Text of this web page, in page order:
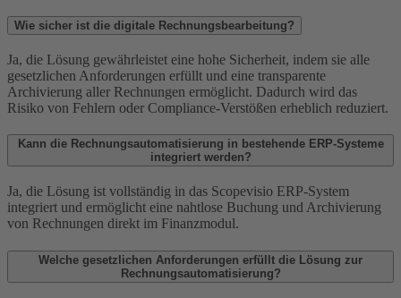
Wie sicher ist die digitale Rechnungsbearbeitung?
Ja, die Lösung gewährleistet eine hohe Sicherheit, indem sie alle
gesetzlichen Anforderungen erfüllt und eine transparente
Archivierung aller Rechnungen ermöglicht. Dadurch wird das
Risiko von Fehlern oder Compliance-Verstößen erheblich reduziert.
Kann die Rechnungsautomatisierung in bestehende ERP-Systeme
integriert werden?
Ja, die Lösung ist vollständig in das Scopevisio ERP-System
integriert und ermöglicht eine nahtlose Buchung und Archivierung
von Rechnungen direkt im Finanzmodul.
Welche gesetzlichen Anforderungen erfüllt die Lösung zur
Rechnungsautomatisierung?